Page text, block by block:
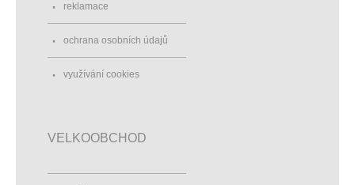
reklamace
ochrana osobních údajů
využívání cookies
VELKOOBCHOD